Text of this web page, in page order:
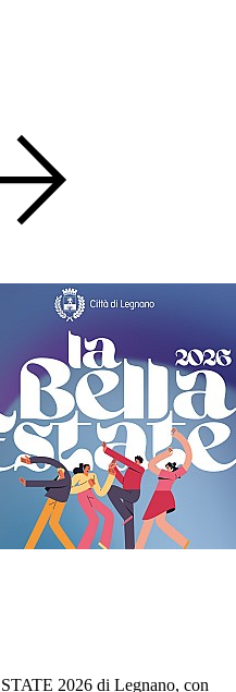
2026 di Legnano, con